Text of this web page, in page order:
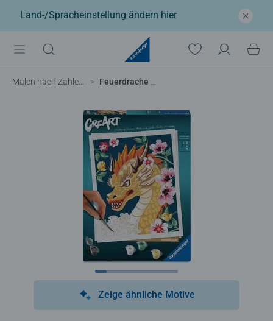
Land-/Spracheinstellung ändern hier
Malen nach Zahlen Erwachsene Feuerdrache Flora
Zeige ähnliche Motive